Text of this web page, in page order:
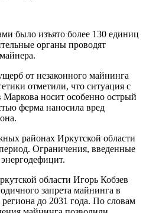
было изъято более 130 единиц
органы проводят
от незаконного майнинга
отметили, что ситуация с
Маркова носит особенно острый
ферма наносила вред
районах Иркутской области
Ограничения, введенные
области Игорь Кобзев
запрета майнинга в
до 2031 года. По словам